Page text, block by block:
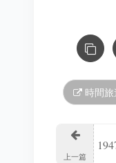
時間旅
上一篇